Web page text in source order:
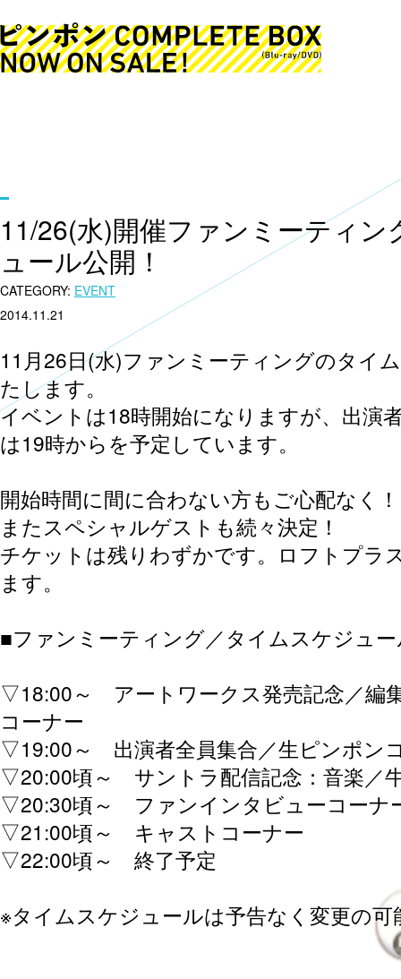
11/26(水)開催ファンミーティ
ュール公開！
CATEGORY: EVENT
2014.11.21
11月26日(水)ファンミーティングのタイ
たします。
イベントは18時開始になりますが、出演
は19時からを予定しています。
開始時間に間に合わない方もご心配なく！
またスペシャルゲストも続々決定！
チケットは残りわずかです。ロフトプラ
ます。
■ファンミーティング／タイムスケジュ
▽18:00～ アートワークス発売記念／編
コーナー
▽19:00～ 出演者全員集合／生ピンポン
▽20:00頃～ サントラ配信記念：音楽／
▽20:30頃～ ファンインタビューコーナ
▽21:00頃～ キャストコーナー
▽22:00頃～ 終了予定
※タイムスケジュールは予告なく変更の